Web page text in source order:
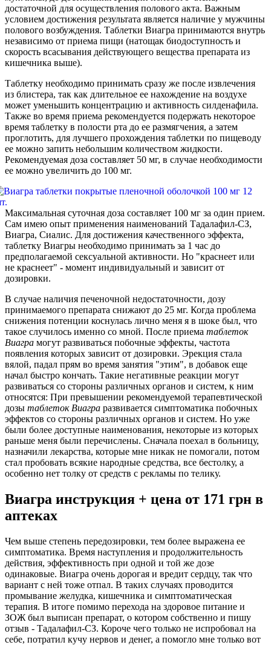
достаточной для осуществления полового акта. Важным
условием достижения результата является наличие у мужчины
полового возбуждения. Таблетки Виагра принимаются внутрь
независимо от приема пищи (натощак биодоступность и
скорость всасывания действующего вещества препарата из
кишечника выше).
Таблетку необходимо принимать сразу же после извлечения
из блистера, так как длительное ее нахождение на воздухе
может уменьшить концентрацию и активность силденафила.
Также во время приема рекомендуется подержать некоторое
время таблетку в полости рта до ее размягчения, а затем
проглотить, для лучшего прохождения таблетки по пищеводу
ее можно запить небольшим количеством жидкости.
Рекомендуемая доза составляет 50 мг, в случае необходимости
ее можно увеличить до 100 мг.
Максимальная суточная доза составляет 100 мг за один прием.
Сам имею опыт применения наименований Тадалафил-СЗ,
Виагра, Сиалис. Для достижения качественного эффекта,
таблетку Виагры необходимо принимать за 1 час до
предполагаемой сексуальной активности. Но "краснеет или
не краснеет" - момент индивидуальный и зависит от
дозировки.
В случае наличия печеночной недостаточности, дозу
принимаемого препарата снижают до 25 мг. Когда проблема
снижения потенции коснулась лично меня я в шоке был, что
такое случилось именно со мной. После приема таблеток
Виагра могут развиваться побочные эффекты, частота
появления которых зависит от дозировки. Эрекция стала
вялой, падал прям во время занятия "этим", в добавок еще
начал быстро кончать. Такие негативные реакции могут
развиваться со стороны различных органов и систем, к ним
относятся: При превышении рекомендуемой терапевтической
дозы таблеток Виагра развивается симптоматика побочных
эффектов со стороны различных органов и систем. Но уже
были более доступные наименования, некоторые из которых
раньше меня были перечислены. Сначала поехал в больницу,
назначили лекарства, которые мне никак не помогали, потом
стал пробовать всякие народные средства, все бестолку, а
особенно нет толку от средств с рекламы по телику.
Виагра инструкция + цена от 171 грн в
аптеках
Чем выше степень передозировки, тем более выражена ее
симптоматика. Время наступления и продолжительность
действия, эффективность при одной и той же дозе
одинаковые. Виагра очень дорогая и вредит сердцу, так что
вариант с ней тоже отпал. В таких случаях проводится
промывание желудка, кишечника и симптоматическая
терапия. В итоге помимо перехода на здоровое питание и
ЗОЖ был выписан препарат, о котором собственно и пишу
отзыв - Тадалафил-СЗ. Короче чего только не испробовал на
себе, потратил кучу нервов и денег, а помогло мне только вот